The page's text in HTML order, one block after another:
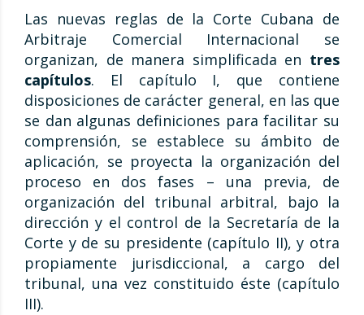
Las nuevas reglas de la Corte Cubana de
Arbitraje Comercial Internacional se
organizan, de manera simplificada en tres
capítulos. El capítulo I, que contiene
disposiciones de carácter general, en las que
se dan algunas definiciones para facilitar su
comprensión, se establece su ámbito de
aplicación, se proyecta la organización del
proceso en dos fases – una previa, de
organización del tribunal arbitral, bajo la
dirección y el control de la Secretaría de la
Corte y de su presidente (capítulo II), y otra
propiamente jurisdiccional, a cargo del
tribunal, una vez constituido éste (capítulo
III).